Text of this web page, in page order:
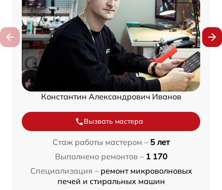
Константин Александрович Иванов
Вызвать мастера
Стаж работы мастером – 5 лет
Выполнено ремонтов – 1 170
Специализация – ремонт микроволновых
печей и стиральных машин